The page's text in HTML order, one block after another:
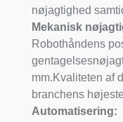
nøjagtighed
Mekanisk
Robothåndens
mm.Kvaliteten af
branchens
Automatisering: